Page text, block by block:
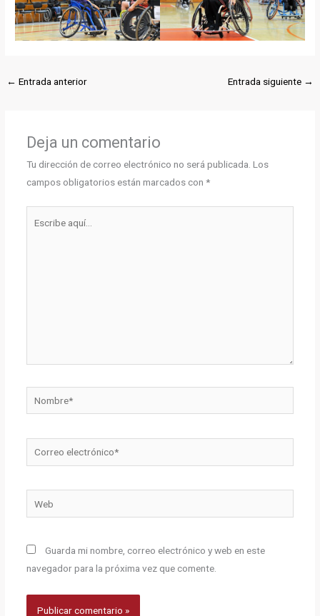
← Entrada anterior Entrada siguiente →
Deja un comentario
Tu dirección de correo electrónico no será publicada. Los
campos obligatorios están marcados con *
Nombre*
electrónico*
Guarda mi nombre, correo electrónico y web en este
navegador para la próxima vez que comente.